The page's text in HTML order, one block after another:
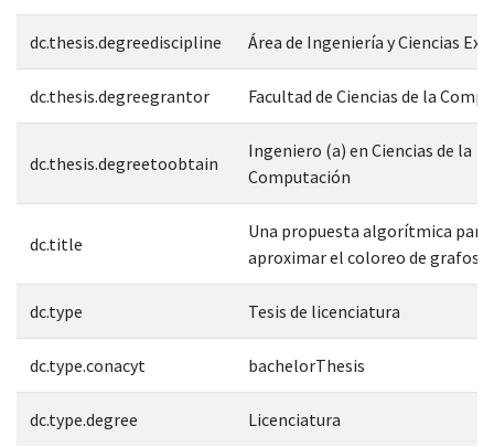
dc.thesis.degreediscipline Área de Ingeniería y Ciencias
dc.thesis.degreegrantor Facultad de Ciencias de la
dc.thesis.degreetoobtain
Ingeniero (a) en Ciencias de la
Computación
dc.title
Una propuesta algorítmica para
aproximar el coloreo de grafos
dc.type Tesis de licenciatura
dc.type.conacyt bachelorThesis
dc.type.degree Licenciatura